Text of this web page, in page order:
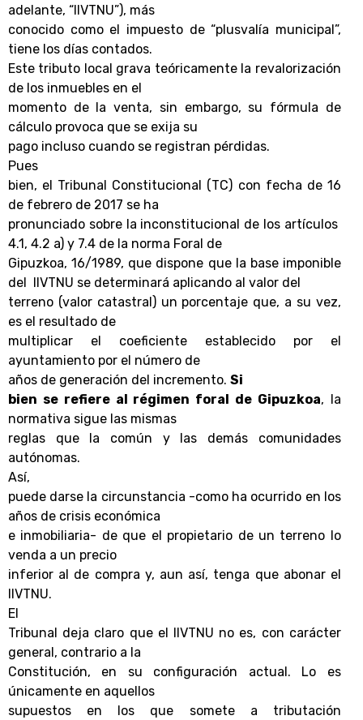
adelante, “IIVTNU”), más
conocido como el impuesto de “plusvalía municipal”,
tiene los días contados.
Este tributo local grava teóricamente la revalorización
de los inmuebles en el
momento de la venta, sin embargo, su fórmula de
cálculo provoca que se exija su
pago incluso cuando se registran pérdidas.
Pues
bien, el Tribunal Constitucional (TC) con fecha de 16
de febrero de 2017 se ha
pronunciado sobre la inconstitucional de los artículos
4.1, 4.2 a) y 7.4 de la norma Foral de
Gipuzkoa, 16/1989, que dispone que la base imponible
del IIVTNU se determinará aplicando al valor del
terreno (valor catastral) un porcentaje que, a su vez,
es el resultado de
multiplicar el coeficiente establecido por el
ayuntamiento por el número de
años de generación del incremento. Si
bien se refiere al régimen foral de Gipuzkoa, la
normativa sigue las mismas
reglas que la común y las demás comunidades
autónomas.
Así,
puede darse la circunstancia -como ha ocurrido en los
años de crisis económica
e inmobiliaria- de que el propietario de un terreno lo
venda a un precio
inferior al de compra y, aun así, tenga que abonar el
IIVTNU.
El
Tribunal deja claro que el IIVTNU no es, con carácter
general, contrario a la
Constitución, en su configuración actual. Lo es
únicamente en aquellos
supuestos en los que somete a tributación